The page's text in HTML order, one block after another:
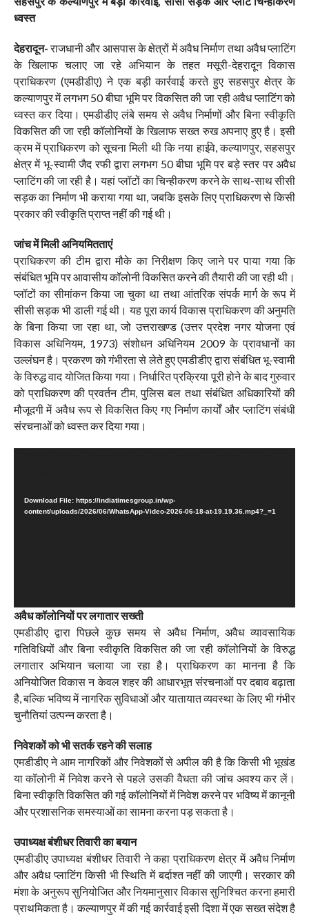
ध्वस्त
देहरादून-राजधानी और आसपास के क्षेत्रों में अवैध निर्माण तथा अवैध प्लाटिंग
के खिलाफ चलाए जा रहे अभियान के तहत मसूरी-देहरादून विकास
प्राधिकरण (एमडीडीए) ने एक बड़ी कार्रवाई करते हुए सहसपुर क्षेत्र के
कल्याणपुर में लगभग 50 बीघा भूमि पर विकसित की जा रही अवैध प्लाटिंग को
ध्वस्त कर दिया। एमडीडीए लंबे समय से अवैध निर्माणों और बिना स्वीकृति
विकसित की जा रही कॉलोनियों के खिलाफ सख्त रुख अपनाए हुए है। इसी
क्रम में प्राधिकरण को सूचना मिली थी कि नया हाईवे, कल्याणपुर, सहसपुर
क्षेत्र में भू-स्वामी जैद रफी द्वारा लगभग 50 बीघा भूमि पर बड़े स्तर पर अवैध
प्लाटिंग की जा रही है। यहां प्लॉटों का चिन्हीकरण करने के साथ-साथ सीसी
सड़क का निर्माण भी कराया गया था, जबकि इसके लिए प्राधिकरण से किसी
प्रकार की स्वीकृति प्राप्त नहीं की गई थी।
जांच में मिली अनियमितताएं
प्राधिकरण की टीम द्वारा मौके का निरीक्षण किए जाने पर पाया गया कि
संबंधित भूमि पर आवासीय कॉलोनी विकसित करने की तैयारी की जा रही थी।
प्लॉटों का सीमांकन किया जा चुका था तथा आंतरिक संपर्क मार्ग के रूप में
सीसी सड़क भी डाली गई थी। यह पूरा कार्य विकास प्राधिकरण की अनुमति
के बिना किया जा रहा था, जो उत्तराखण्ड (उत्तर प्रदेश नगर योजना एवं
विकास अधिनियम, 1973) संशोधन अधिनियम 2009 के प्रावधानों का
उल्लंघन है। प्रकरण को गंभीरता से लेते हुए एमडीडीए द्वारा संबंधित भू-स्वामी
के विरुद्ध वाद योजित किया गया। निर्धारित प्रक्रिया पूरी होने के बाद गुरुवार
को प्राधिकरण की प्रवर्तन टीम, पुलिस बल तथा संबंधित अधिकारियों की
मौजूदगी में अवैध रूप से विकसित किए गए निर्माण कार्यों और प्लाटिंग संबंधी
संरचनाओं को ध्वस्त कर दिया गया।
Download File: https://indiatimesgroup.in/wp-
content/uploads/2026/06/WhatsApp-Video-2026-06-18-at-19.19.36.mp4?_=1
अवैध कॉलोनियों पर लगातार सख्ती
एमडीडीए द्वारा पिछले कुछ समय से अवैध निर्माण, अवैध व्यावसायिक
गतिविधियों और बिना स्वीकृति विकसित की जा रही कॉलोनियों के विरुद्ध
लगातार अभियान चलाया जा रहा है। प्राधिकरण का मानना है कि
अनियोजित विकास न केवल शहर की आधारभूत संरचनाओं पर दबाव बढ़ाता
है, बल्कि भविष्य में नागरिक सुविधाओं और यातायात व्यवस्था के लिए भी गंभीर
चुनौतियां उत्पन्न करता है।
निवेशकों को भी सतर्क रहने की सलाह
एमडीडीए ने आम नागरिकों और निवेशकों से अपील की है कि किसी भी भूखंड
या कॉलोनी में निवेश करने से पहले उसकी वैधता की जांच अवश्य कर लें।
बिना स्वीकृति विकसित की गई कॉलोनियों में निवेश करने पर भविष्य में कानूनी
और प्रशासनिक समस्याओं का सामना करना पड़ सकता है।
उपाध्यक्ष बंशीधर तिवारी का बयान
एमडीडीए उपाध्यक्ष बंशीधर तिवारी ने कहा प्राधिकरण क्षेत्र में अवैध निर्माण
और अवैध प्लाटिंग किसी भी स्थिति में बर्दाश्त नहीं की जाएगी। सरकार की
मंशा के अनुरूप सुनियोजित और नियमानुसार विकास सुनिश्चित करना हमारी
प्राथमिकता है। कल्याणपुर में की गई कार्रवाई इसी दिशा में एक सख्त संदेश है